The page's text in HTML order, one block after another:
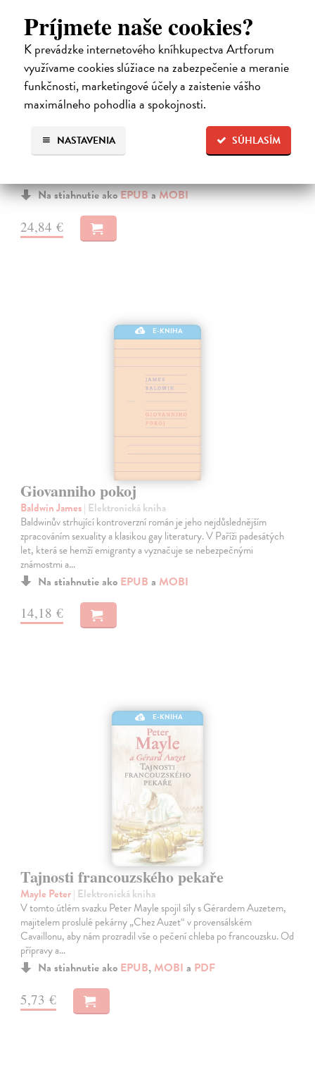
Príjmete naše cookies?
K prevádzke internetového kníhkupectva Artforum
využívame cookies slúžiace na zabezpečenie a meranie
funkčnosti, marketingové účely a zaistenie vášho
maximálneho pohodlia a spokojnosti.
SÚHLASÍM
NASTAVENIA
Město a jeho nejisté zdi
Město a jeho nejisté zdi – dlouho očekávaný román Harukiho
Murakamiho volně navazuje na autorovu starší novelu z roku 1980 a
Na stiahnutie akoEPUBaMOBI
24,84 €
E-KNIHA
Giovanniho pokoj
Baldwin James| Elektronická kniha
Baldwinův strhující kontroverzní román je jeho nejdůslednějším
zpracováním sexuality a klasikou gay literatury. V Paříži padesátých
let, která se hemží emigranty a vyznačuje se nebezpečnými
známostmi a…
Na stiahnutie ako EPUB a MOBI
14,18 €
E-KNIHA
Tajnosti francouzského pekaře
Mayle Peter| Elektronická kniha
V tomto útlém svazku Peter Mayle spojil síly s Gérardem Auzetem,
majitelem proslulé pekárny „Chez Auzet“ v provensálském
Cavaillonu, aby nám prozradil vše o pečení chleba po francouzsku. Od
přípravy a…
Na stiahnutie ako EPUB, MOBI a PDF
5,73 €